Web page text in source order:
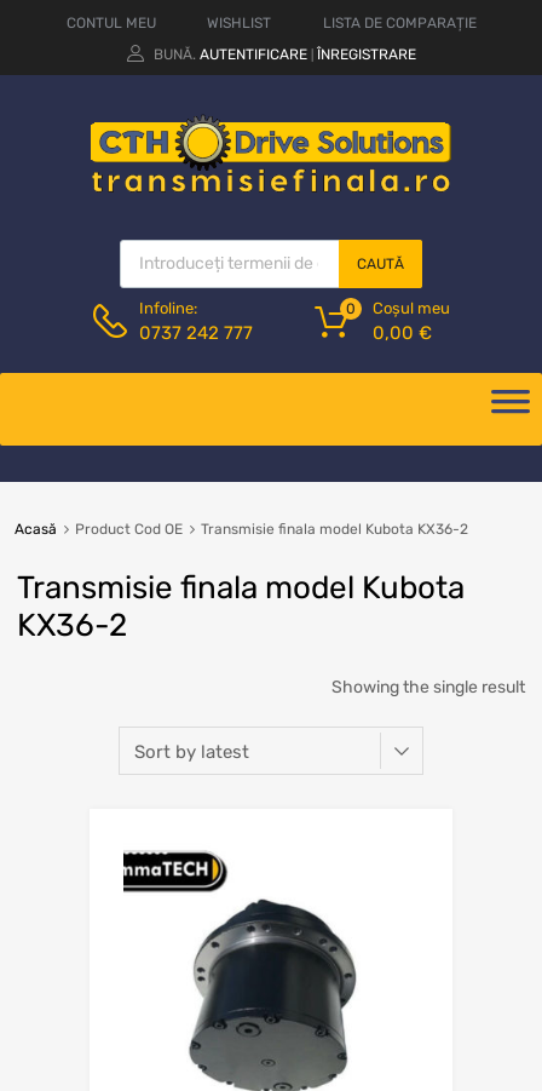
CONTUL MEU WISHLIST
LISTA DE COMPARAȚIE
BUNĂ. AUTENTIFICARE ÎNREGISTRARE
CAUTĂ
Infoline:
0737 242 777
Coșul meu
0,00 €
0
Acasă Product Cod OE Transmisie finala model Kubota KX36-2
Transmisie finala model Kubota
KX36-2
Showing the single result